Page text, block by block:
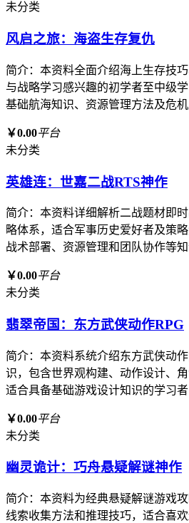
未分类
风启之旅：海盗生存复仇
简介：本资料全面介绍海上生存技
与战略学习感兴趣的初学者至中级
基础航海知识、资源管理方法及危
￥0.00平台
未分类
英雄连：世嘉二战RTS神作
简介：本资料详细解析二战题材即
略体系，适合军事历史爱好者及策
战术部署、资源管理和团队协作等
￥0.00平台
未分类
翡翠帝国：东方武侠动作RPG
简介：本资料系统介绍东方武侠动
识，包含世界观构建、动作设计、
适合具备基础游戏设计知识的学习
￥0.00平台
未分类
幽灵诡计：巧舟悬疑解谜神作
简介：本资料为经典悬疑解谜游戏
线索收集方法和推理技巧，适合喜